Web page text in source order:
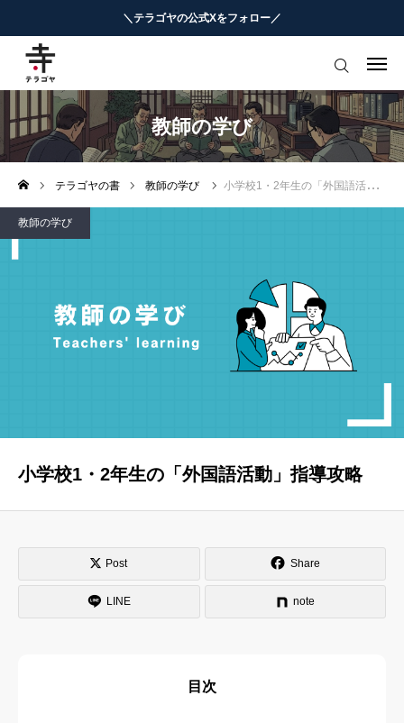
＼テラゴヤの公式Xをフォロー／
教師の学び
テラゴヤの書 教師の学び 小学校1・2年生の「外国語活動」指導攻略
教師の学び
小学校1・2年生の「外国語活動」指導攻略
Post Share
LINE note
目次
はじめての方へ
教育ニュースまとめ
ヨミモノ・特集
マナビ・学習攻略
お役立ちリンク集
テラゴヤ週報
お知らせ